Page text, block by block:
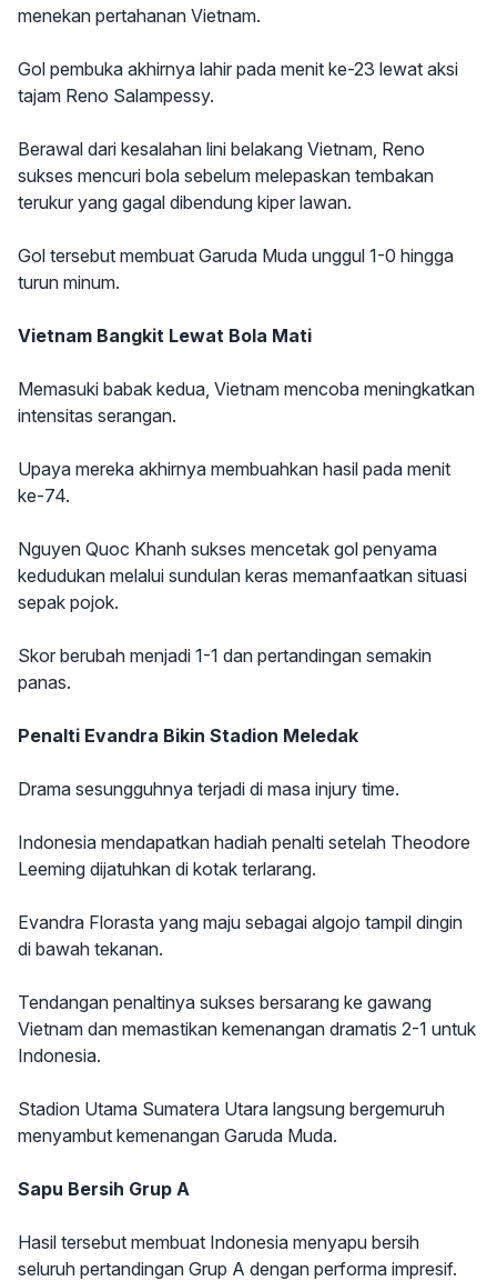
menekan pertahanan Vietnam.
Gol pembuka akhirnya lahir pada menit ke-23 lewat aksi
tajam Reno Salampessy.
Berawal dari kesalahan lini belakang Vietnam, Reno
sukses mencuri bola sebelum melepaskan tembakan
terukur yang gagal dibendung kiper lawan.
Gol tersebut membuat Garuda Muda unggul 1-0 hingga
turun minum.
Vietnam Bangkit Lewat Bola Mati
Memasuki babak kedua, Vietnam mencoba meningkatkan
intensitas serangan.
Upaya mereka akhirnya membuahkan hasil pada menit
ke-74.
Nguyen Quoc Khanh sukses mencetak gol penyama
kedudukan melalui sundulan keras memanfaatkan situasi
sepak pojok.
Skor berubah menjadi 1-1 dan pertandingan semakin
panas.
Penalti Evandra Bikin Stadion Meledak
Drama sesungguhnya terjadi di masa injury time.
Indonesia mendapatkan hadiah penalti setelah Theodore
Leeming dijatuhkan di kotak terlarang.
Evandra Florasta yang maju sebagai algojo tampil dingin
di bawah tekanan.
Tendangan penaltinya sukses bersarang ke gawang
Vietnam dan memastikan kemenangan dramatis 2-1 untuk
Indonesia.
Stadion Utama Sumatera Utara langsung bergemuruh
menyambut kemenangan Garuda Muda.
Sapu Bersih Grup A
Hasil tersebut membuat Indonesia menyapu bersih
seluruh pertandingan Grup A dengan performa impresif.